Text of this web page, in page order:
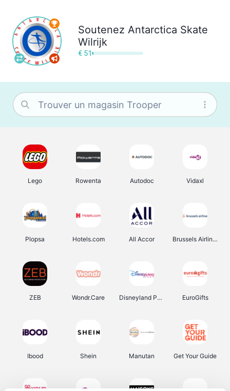
Soutenez Antarctica Skate
Wilrijk
€ 51
Lego Rowenta Autodoc Vidaxl
Plopsa Hotels.com All Accor Brussels Airlines
ZEB Wondr.Care Disneyland Paris EuroGifts
Ibood Shein Manutan Get Your Guide